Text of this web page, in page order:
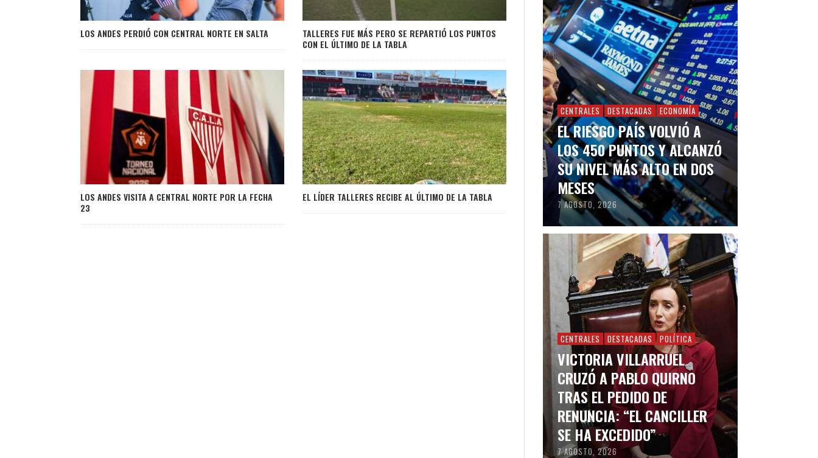
LOS ANDES PERDIÓ CON CENTRAL NORTE EN SALTA
TALLERES FUE MÁS PERO SE REPARTIÓ LOS PUNTOS
CON EL ÚLTIMO DE LA TABLA
LOS ANDES VISITA A CENTRAL NORTE POR LA FECHA
23
EL LÍDER TALLERES RECIBE AL ÚLTIMO DE LA TABLA
CENTRALES DESTACADAS ECONOMÍA
EL RIESGO PAÍS VOLVIÓ A
LOS 450 PUNTOS Y ALCANZÓ
SU NIVEL MÁS ALTO EN DOS
MESES
7 AGOSTO, 2026
CENTRALES DESTACADAS POLÍTICA
VICTORIA VILLARRUEL
CRUZÓ A PABLO QUIRNO
TRAS EL PEDIDO DE
RENUNCIA: “EL CANCILLER
SE HA EXCEDIDO”
7 AGOSTO, 2026